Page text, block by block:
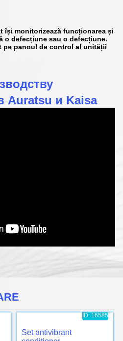
își monitorizează funcționarea și
o defecțiune sau o defecțiune.
pe panoul de control al unității
Auratsu и Kaisa
ID: 16585
Set antivibrant